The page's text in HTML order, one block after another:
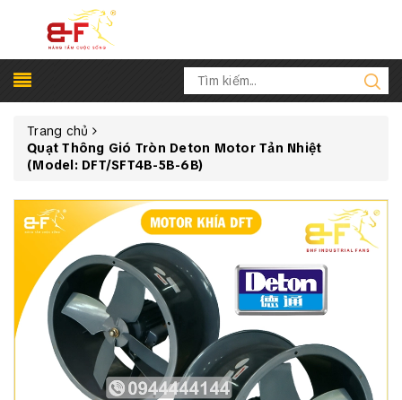
Trang chủ
Quạt Thông Gió Tròn Deton Motor Tản Nhiệt
(Model: DFT/SFT4B-5B-6B)